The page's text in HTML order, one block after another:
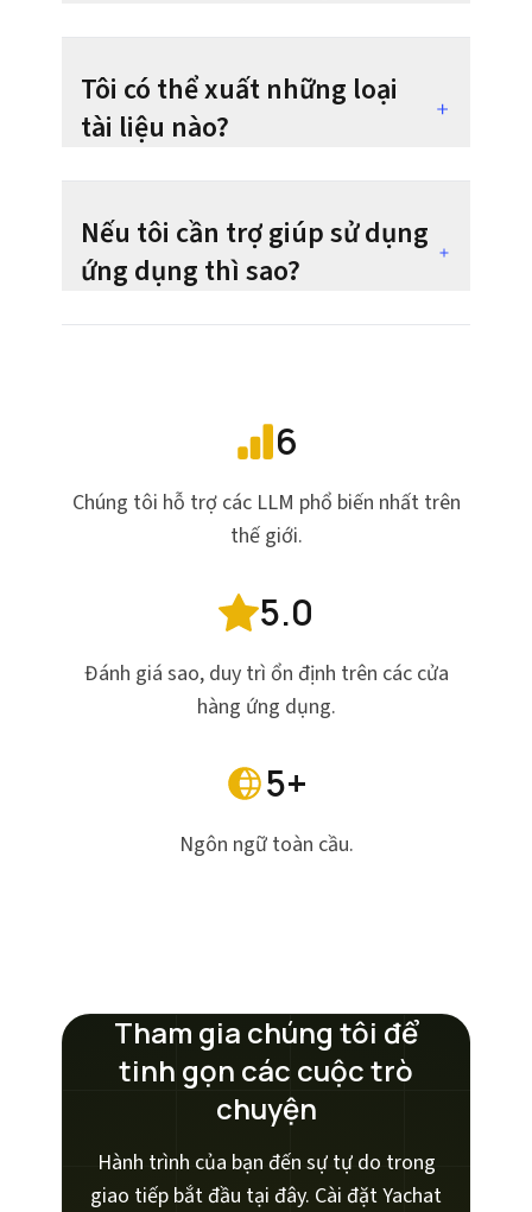
Tôi có thể xuất những loại
tài liệu nào?
Nếu tôi cần trợ giúp sử dụng
ứng dụng thì sao?
6
Chúng tôi hỗ trợ các LLM phổ biến nhất trên
thế giới.
5.0
Đánh giá sao, duy trì ổn định trên các cửa
hàng ứng dụng.
5+
Ngôn ngữ toàn cầu.
Tham gia chúng tôi để
tinh gọn các cuộc trò
chuyện
Hành trình của bạn đến sự tự do trong
giao tiếp bắt đầu tại đây. Cài đặt Yachat